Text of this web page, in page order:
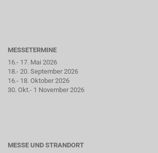
MESSETERMINE
16.- 17. Mai 2026
18.- 20. September 2026
16.- 18. Oktober 2026
30. Okt.- 1 November 2026
MESSE UND STRANDORT